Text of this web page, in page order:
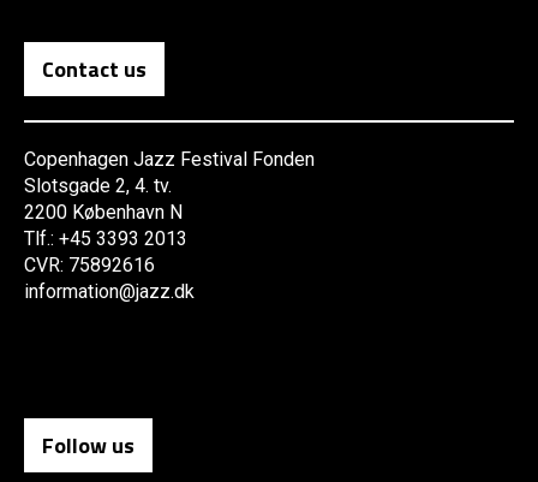
Contact us
Copenhagen Jazz Festival Fonden
Slotsgade 2, 4. tv.
2200 København N
Tlf.: +45 3393 2013
CVR: 75892616
information@jazz.dk
Follow us